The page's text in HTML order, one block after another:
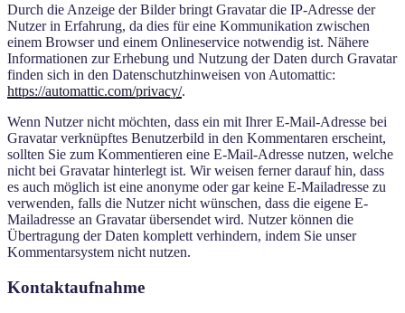
Durch die Anzeige der Bilder bringt Gravatar die IP-Adresse der
Nutzer in Erfahrung, da dies für eine Kommunikation zwischen
einem Browser und einem Onlineservice notwendig ist. Nähere
Informationen zur Erhebung und Nutzung der Daten durch Gravatar
finden sich in den Datenschutzhinweisen von Automattic:
https://automattic.com/privacy/.
Wenn Nutzer nicht möchten, dass ein mit Ihrer E-Mail-Adresse bei
Gravatar verknüpftes Benutzerbild in den Kommentaren erscheint,
sollten Sie zum Kommentieren eine E-Mail-Adresse nutzen, welche
nicht bei Gravatar hinterlegt ist. Wir weisen ferner darauf hin, dass
es auch möglich ist eine anonyme oder gar keine E-Mailadresse zu
verwenden, falls die Nutzer nicht wünschen, dass die eigene E-
Mailadresse an Gravatar übersendet wird. Nutzer können die
Übertragung der Daten komplett verhindern, indem Sie unser
Kommentarsystem nicht nutzen.
Kontaktaufnahme